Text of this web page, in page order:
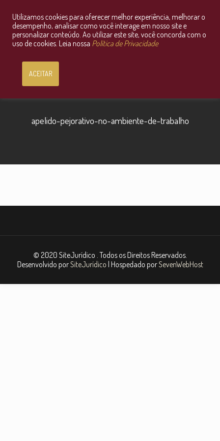
Consultoria Jurídica OnLine
apelido-pejorativo-no-ambiente-de-trabalho
© 2020 SiteJurídico . Todos os Direitos Reservados.
Desenvolvido porSiteJurídico | Hospedado porSevenWebHost
Utilizamos cookies para oferecer melhor experiência, melhorar o
desempenho, analisar como você interage em nosso site e
personalizar conteúdo. Ao utilizar este site, você concorda com o
uso de cookies. Leia nossa Política de Privacidade
ACEITAR